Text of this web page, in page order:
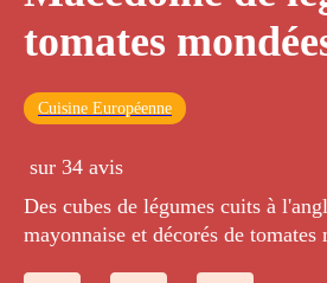
tomates
Cuisine Européenne
sur 34 avis
Des cubes de légumes cuits à
mayonnaise et décorés de tomates